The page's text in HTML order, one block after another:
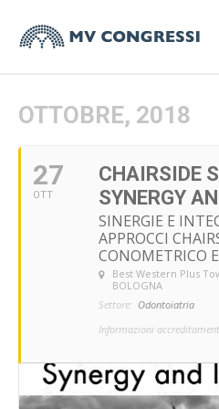
OTTOBRE, 2018
27
OTT
CHAIRSIDE
SYNERGY
SINERGIE E
APPROCCI
CONOMETRICO
Best Western Plus
BOLOGNA
Settore: Odontoiatria
Informazioni